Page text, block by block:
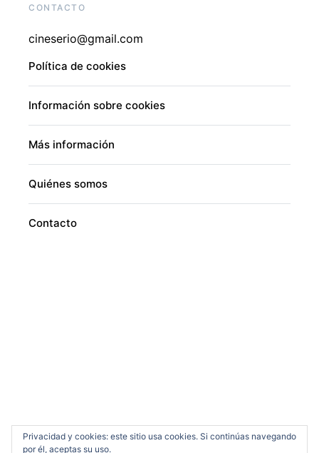
CONTACTO
cineserio@gmail.com
Política de cookies
Información sobre cookies
Más información
Quiénes somos
Contacto
Privacidad y cookies: este sitio usa cookies. Si continúas navegando
por él, aceptas su uso.